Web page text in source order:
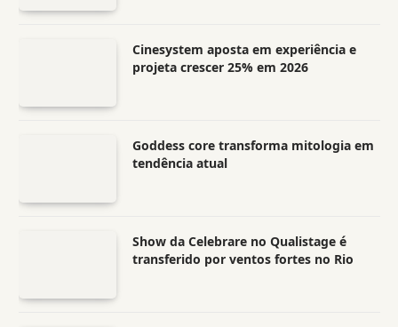
Cinesystem aposta em experiência e
projeta crescer 25% em 2026
Goddess core transforma mitologia em
tendência atual
Show da Celebrare no Qualistage é
transferido por ventos fortes no Rio